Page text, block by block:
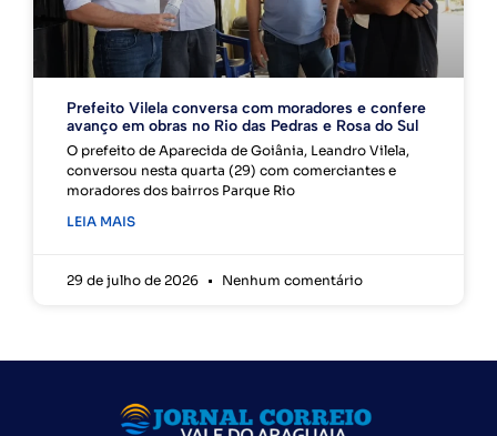
Prefeito Vilela conversa com moradores e confere
avanço em obras no Rio das Pedras e Rosa do Sul
O prefeito de Aparecida de Goiânia, Leandro Vilela,
conversou nesta quarta (29) com comerciantes e
moradores dos bairros Parque Rio
LEIA MAIS
29 de julho de 2026 Nenhum comentário